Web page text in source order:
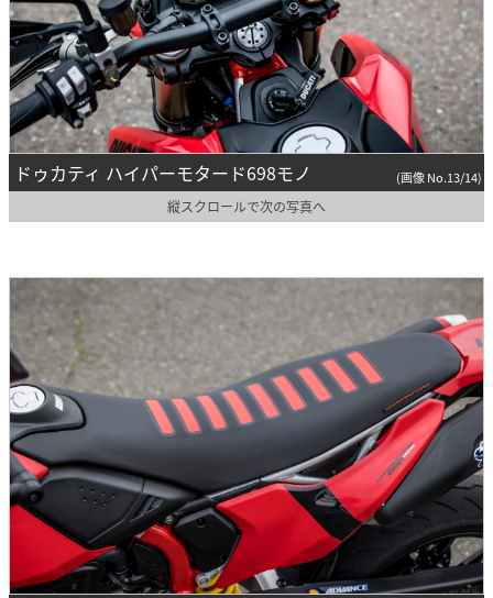
ドゥカティ ハイパーモタード698モノ (画像 No.13/14)
縦スクロールで次の写真へ